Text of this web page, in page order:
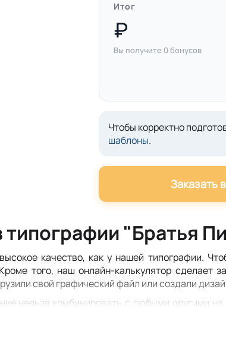
Итог
Вы получите 0 бонусов
Чтобы корректно
шаблоны.
Заказать
типографии "Братья
качество, как у нашей типографии.
того, наш онлайн-калькулятор сделает
свой графический файл или создали
нельзя комбинировать с любыми другими на
новых клиентов, пожалуйста, посетите